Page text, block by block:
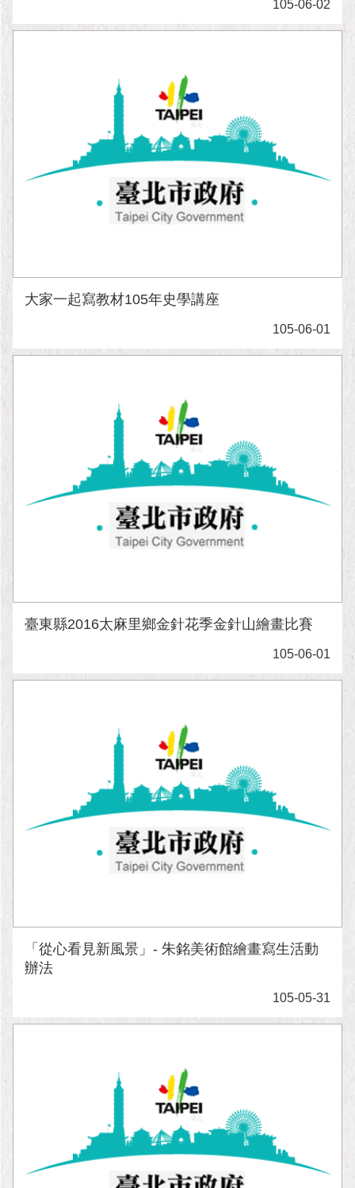
105-06-02
大家一起寫教材105年史學講座
105-06-01
臺東縣2016太麻里鄉金針花季金針山繪畫比賽
105-06-01
「從心看見新風景」- 朱銘美術館繪畫寫生活動
辦法
105-05-31